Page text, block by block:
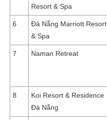
Resort & Spa
6
Đà Nẵng Marriott Resort
& Spa
7 Naman Retreat
8
Koi Resort & Residence
Đà Nẵng